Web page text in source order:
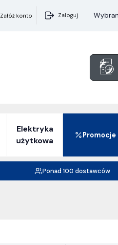
Załóż konto Zaloguj
Elektryka
użytkowa
Promocje
Ponad 100 dostawców